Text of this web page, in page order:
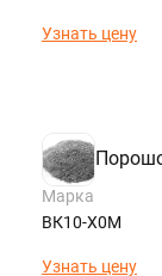
Узнать цену
Марка
ВК10-Х0М
Узнать цену